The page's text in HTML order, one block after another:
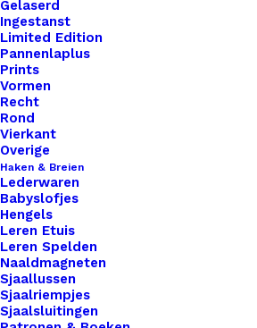
Gelaserd
Ingestanst
Limited Edition
Pannenlaplus
Prints
Vormen
Recht
Rond
Vierkant
Overige
Haken & Breien
Lederwaren
Babyslofjes
Hengels
Leren Etuis
Leren Spelden
Naaldmagneten
Sjaallussen
Sjaalriempjes
Sjaalsluitingen
Big Label Met
En Schroef
€
Wil je je handgemaakte haak- en
een hoger niveau tillen?
prachtige leren labels, de
voor al je creaties. Met onze
alleen een professionele
werk, maar ook een persoonlijk
ambachtelijke meesterwerken
de rest. Voor de bewuste haak-